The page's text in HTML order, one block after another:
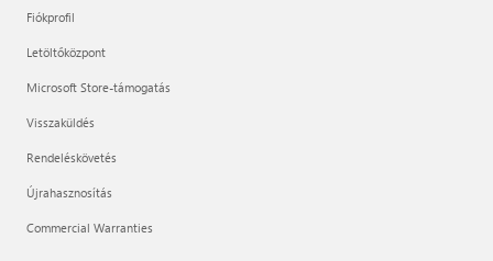
Fiókprofil
Letöltőközpont
Microsoft Store-támogatás
Visszaküldés
Rendeléskövetés
Újrahasznosítás
Commercial Warranties